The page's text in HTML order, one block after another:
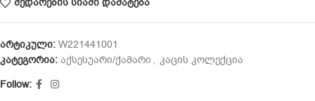
შედარების სიაში დამატება
არტიკული: W221441001
კატეგორია: აქსესუარი/ქამარი , კაცის კოლექცია
Follow: